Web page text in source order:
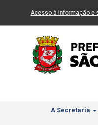
Ir ao Conteúdo
Acesso à informação e-
A Secretaria